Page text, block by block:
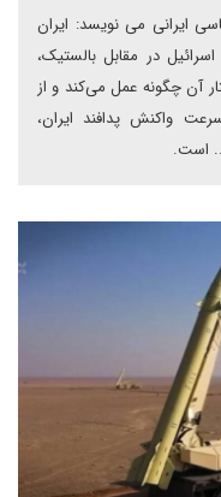
ایرانی می نویسد: ایران
در مقابل بالستیک،
آن چگونه عمل می‌کند و از
واکنش پدافند ایران،
است.